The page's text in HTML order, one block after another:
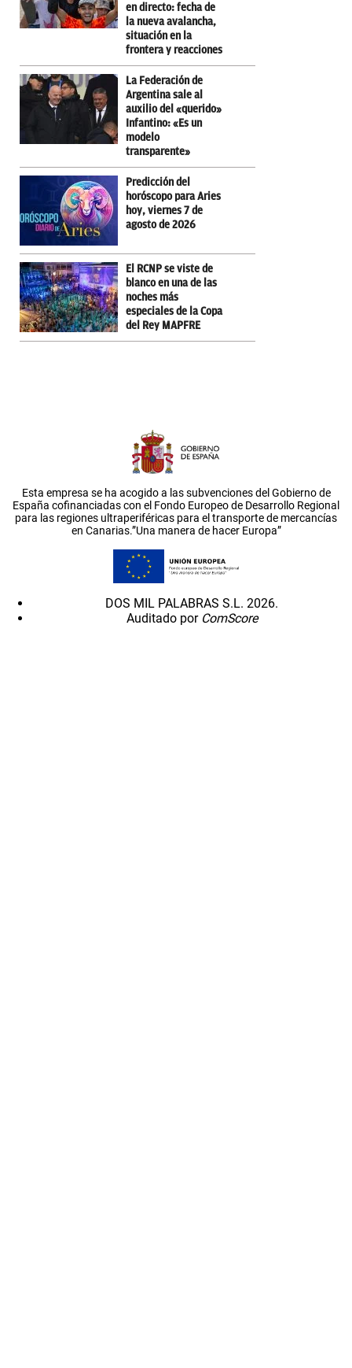
en directo: fecha de
la nueva avalancha,
situación en la
frontera y reacciones
La Federación de
Argentina sale al
auxilio del «querido»
Infantino: «Es un
modelo
transparente»
Predicción del
horóscopo para Aries
hoy, viernes 7 de
agosto de 2026
El RCNP se viste de
blanco en una de las
noches más
especiales de la Copa
del Rey MAPFRE
Esta empresa se ha acogido a las subvenciones del Gobierno de
España cofinanciadas con el Fondo Europeo de Desarrollo Regional
para las regiones ultraperiféricas para el transporte de mercancías
en Canarias.”Una manera de hacer Europa”
DOS MIL PALABRAS S.L. 2026.
Auditado por ComScore